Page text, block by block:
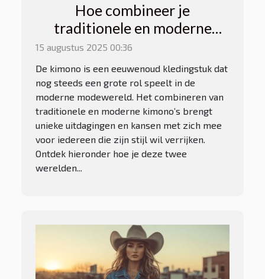
Hoe combineer je
traditionele en moderne
kimono's stijlvol?
15 augustus 2025 00:36
De kimono is een eeuwenoud kledingstuk dat
nog steeds een grote rol speelt in de
moderne modewereld. Het combineren van
traditionele en moderne kimono’s brengt
unieke uitdagingen en kansen met zich mee
voor iedereen die zijn stijl wil verrijken.
Ontdek hieronder hoe je deze twee
werelden...